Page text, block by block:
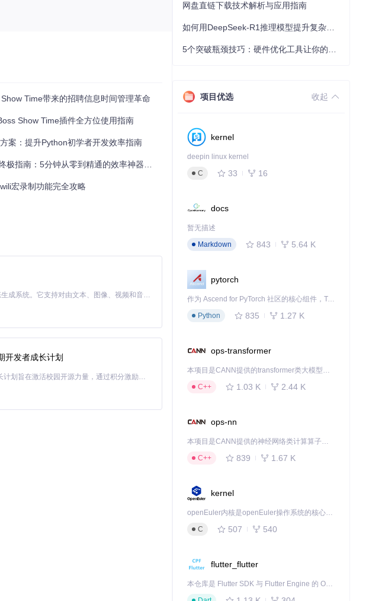
Time带来的招聘信息时间管理革命
Show Time插件全方位使用指南
案：提升Python初学者开发效率指南
指南：5分钟从零到精通的效率神器教程
宏录制功能完全攻略
MiniMax H3 是一个通用的全模态生成系统。它支持对由文本、图像、视频和音频组成的多模态上下文进行统一理解，并能生成分辨率高达 2K、时长可达 15 秒的带原生立体声音频的视频。得益于面向任务泛化的系统设计，H3 在预训练阶段就已具备广泛的多模态上下文理解与生成能力，能够出色地执行复杂的多模态指令。
开发者成长计划
「源启盛夏」暑期校园开发者成长计划旨在激活校园开源力量，通过积分激励、认证扶持、资源倾斜等形式，引导高校组织和开发者完成「入驻 — 建项目 — 做贡献 — 获认证 — 得资源」的完整闭环。无论你是想带领社团入驻平台的组织者，还是希望用代码贡献证明自己的开发者，都能在这里找到属于你的成长路径。
网盘直链下载技术解析与应用指南
项目优选 收起
kernel
deepin linux kernel
C
33 16
docs
暂无描述
Markdown
843 5.64 K
pytorch
作为 Ascend for PyTorch 社区的核心组件，TorchNPU 是昇腾专为 PyTorch 打造的深度学习适配插件，使 PyTorch 框架能够直接调用昇腾 NPU，为开发者提供昇腾 AI 处理器的超强算力。
Python
835 1.27 K
ops-transformer
本项目是CANN提供的transformer类大模型算子库，实现网络在NPU上加速计算。
C++
1.03 K 2.44 K
ops-nn
本项目是CANN提供的神经网络类计算算子库，实现网络在NPU上加速计算。
C++
839 1.67 K
kernel
openEuler内核是openEuler操作系统的核心，既是系统性能与稳定性的基石，也是连接处理器、设备与服务的桥梁。
C
507 540
flutter_flutter
本仓库是 Flutter SDK 与 Flutter Engine 的 OpenHarmony 适配版本，由 CPF-Flutter 团队维护。开发者可使用熟悉的 Flutter 技术栈开发 OpenHarmony 应用，3.35.7 及以后的适配版本可基于本仓库源码构建支持 OpenHarmony 的 Flutter Engine。